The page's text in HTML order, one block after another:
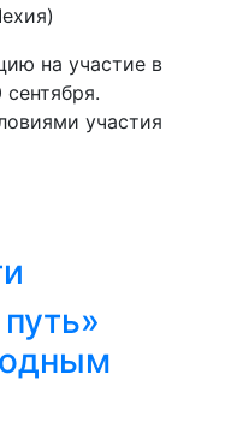
на участие в
участия